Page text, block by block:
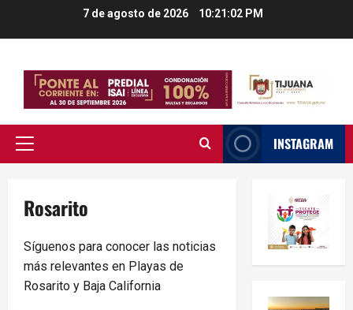
7 de agosto de 2026 10:21:03 PM
Menú
INSTAGRAM
Rosarito
Síguenos para conocer las noticias
más relevantes en Playas de
Rosarito y Baja California